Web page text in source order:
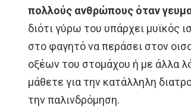
πολλούς ανθρώπους όταν
διότι γύρω του υπάρχει μυϊκός
στο φαγητό να περάσει στον
οξέων του στομάχου ή με άλλα
μάθετε για την κατάλληλη
την παλινδρόμηση.